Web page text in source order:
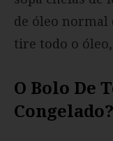
de óleo normal
tire todo o
O Bolo De
Congelado?